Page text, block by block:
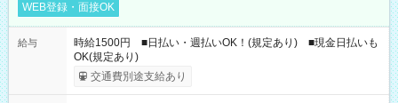
WEB登録・面接OK
給与
時給1500円 ■日払い・週払いOK！(規定あり) ■現金日払いも
OK(規定あり)
交通費別途支給あり